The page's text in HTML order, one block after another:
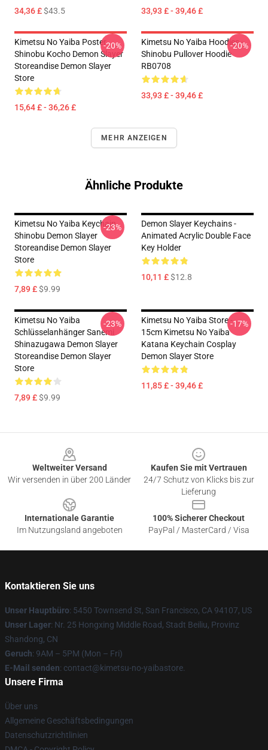
34,36 £$43.5 33,93 £ - 39,46 £
Kimetsu No Yaiba Poster
Shinobu Kocho Demon Slayer
Storeandise Demon Slayer
Store
15,64 £ - 36,26 £
-20%
Kimetsu No Yaiba Hoodies -
Shinobu Pullover Hoodie
RB0708
33,93 £ - 39,46 £
-20%
MEHR ANZEIGEN
Ähnliche Produkte
Kimetsu No Yaiba Keychain
Shinobu Demon Slayer
Storeandise Demon Slayer
Store
7,89 £$9.99
-23%
Demon Slayer Keychains -
Animated Acrylic Double Face
Key Holder
10,11 £$12.8
Kimetsu No Yaiba
Schlüsselanhänger Sanemi
Shinazugawa Demon Slayer
Storeandise Demon Slayer
Store
7,89 £$9.99
-23%
Kimetsu No Yaiba Store -
15cm Kimetsu No Yaiba
Katana Keychain Cosplay
Demon Slayer Store
11,85 £ - 39,46 £
-17%
Weltweiter Versand
Wir versenden in über 200 Länder
Kaufen Sie mit Vertrauen
24/7 Schutz von Klicks bis zur
Lieferung
Internationale Garantie
Im Nutzungsland angeboten
100% Sicherer Checkout
PayPal / MasterCard / Visa
Kontaktieren Sie uns
Unser Hauptbüro: 5450 Townsend St, San Francisco, CA 94107, US
Unser Lager: Nr. 25 Hongxing Middle Road, Stadt Beiliu, Provinz
Shandong, CN
Geruch: 9AM – 5PM (Mon – Fri)
E-Mail senden: contact@kimetsu-no-yaibastore.
Unsere Firma
Über uns
Allgemeine Geschäftsbedingungen
Datenschutzrichtlinien